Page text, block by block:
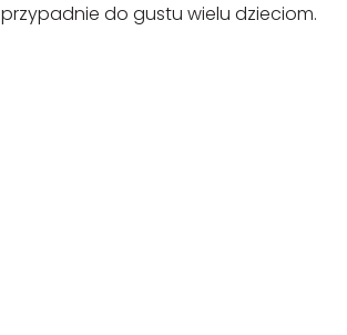
do gustu wielu dzieciom.